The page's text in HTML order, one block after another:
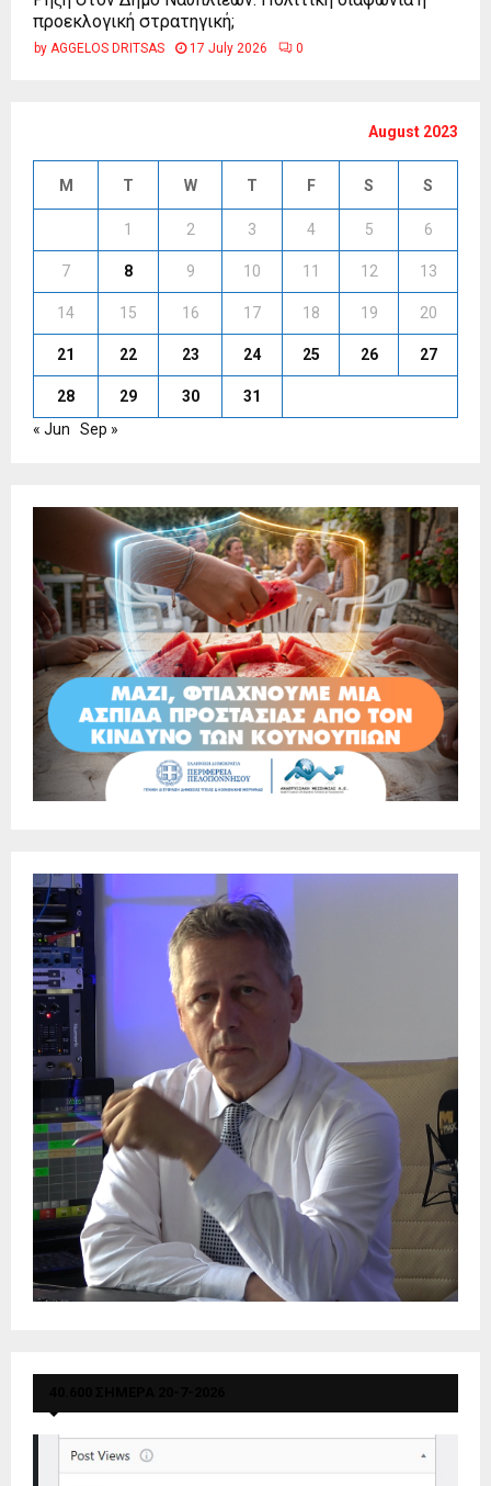
προεκλογική στρατηγική;
by AGGELOS DRITSAS 17 July 2026 0
August 2023
M T W T F S S
1 2 3 4 5 6
7 8 9 10 11 12 13
14 15 16 17 18 19 20
21 22 23 24 25 26 27
28 29 30
31
« Jun
Sep »